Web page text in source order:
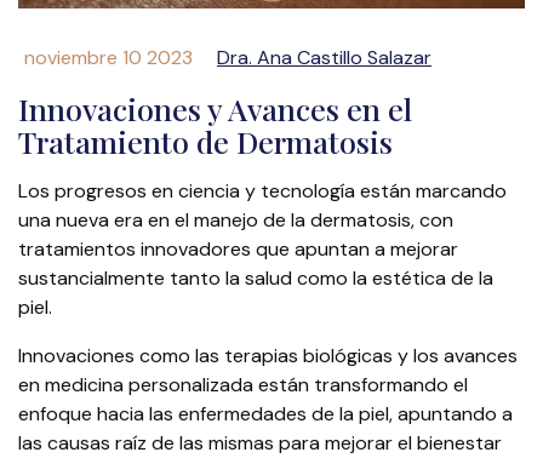
noviembre 10 2023 Dra. Ana Castillo Salazar
Innovaciones y Avances en el
Tratamiento de Dermatosis
Los progresos en ciencia y tecnología están marcando
una nueva era en el manejo de la dermatosis, con
tratamientos innovadores que apuntan a mejorar
sustancialmente tanto la salud como la estética de la
piel.
Innovaciones como las terapias biológicas y los avances
en medicina personalizada están transformando el
enfoque hacia las enfermedades de la piel, apuntando a
las causas raíz de las mismas para mejorar el bienestar